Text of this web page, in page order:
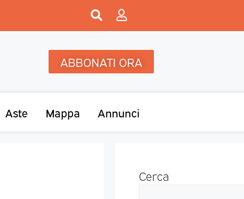
ABBONATI ORA
Aste Mappa Annunci
Cerca